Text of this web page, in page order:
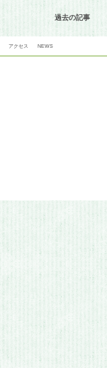
過去の記事
アクセス NEWS